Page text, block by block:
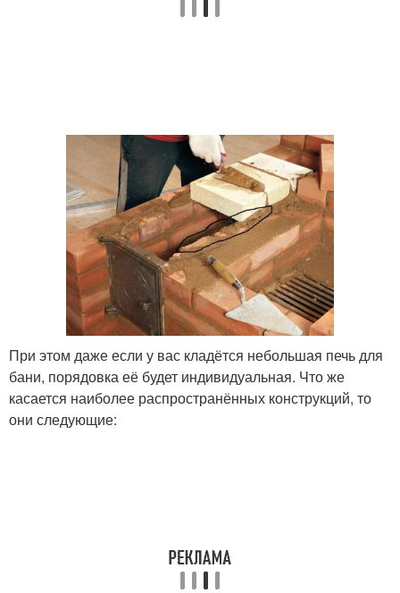
При этом даже если у вас кладётся небольшая печь для
бани, порядовка её будет индивидуальная. Что же
касается наиболее распространённых конструкций, то
они следующие: